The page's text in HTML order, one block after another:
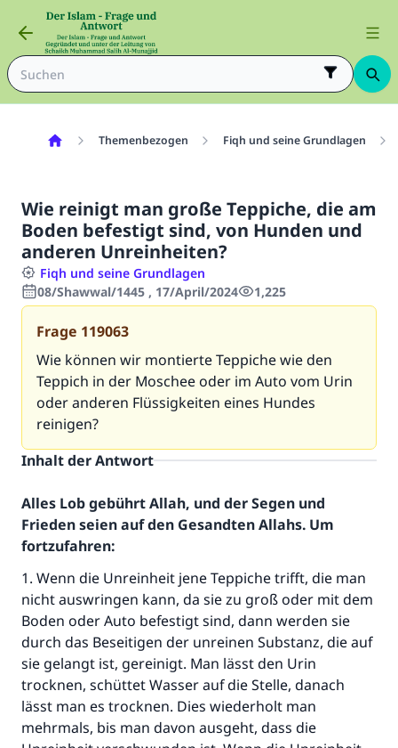
Themenbezogen Fiqh und seine Grundlagen
Wie reinigt man große Teppiche, die am
Boden befestigt sind, von Hunden und
anderen Unreinheiten?
Fiqh und seine Grundlagen
08/Shawwal/1445 , 17/April/2024
1,225
Frage 119063
Wie können wir montierte Teppiche wie den
Teppich in der Moschee oder im Auto vom Urin
oder anderen Flüssigkeiten eines Hundes
reinigen?
Inhalt der Antwort
Alles Lob gebührt Allah, und der Segen und
Frieden seien auf den Gesandten Allahs. Um
fortzufahren:
1. Wenn die Unreinheit jene Teppiche trifft, die man
nicht auswringen kann, da sie zu groß oder mit dem
Boden oder Auto befestigt sind, dann werden sie
durch das Beseitigen der unreinen Substanz, die auf
sie gelangt ist, gereinigt. Man lässt den Urin
trocknen, schüttet Wasser auf die Stelle, danach
lässt man es trocknen. Dies wiederholt man
mehrmals, bis man davon ausgeht, dass die